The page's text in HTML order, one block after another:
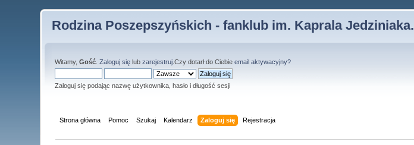
Rodzina Poszepszyńskich - fanklub im. Kaprala Jedziniaka.
Witamy,Gość .Zaloguj się lubzarejestruj .Czy dotarł do Ciebieemail aktywacyjny?
Zaloguj się podając nazwę użytkownika, hasło i długość sesji
Strona główna Pomoc Szukaj Kalendarz Zaloguj się Rejestracja